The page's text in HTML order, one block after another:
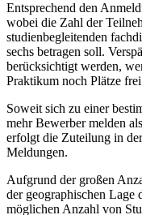
Entsprechend den
wobei die Zahl der
studienbegleitenden
sechs betragen soll.
berücksichtigt werden,
Praktikum noch Plätze
Soweit sich zu einer
mehr Bewerber melden
erfolgt die Zuteilung in
Meldungen.
Aufgrund der großen
der geographischen Lage
möglichen Anzahl von